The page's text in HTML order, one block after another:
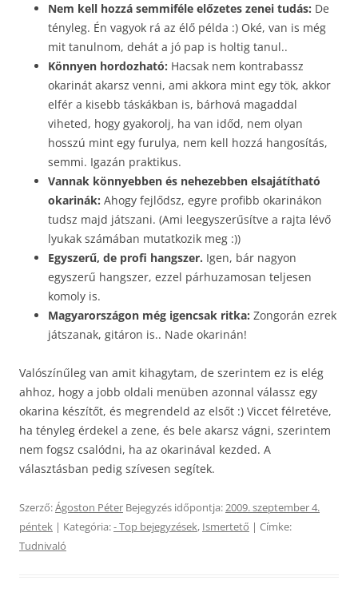
Nem kell hozzá semmiféle előzetes zenei tudás: De
tényleg. Én vagyok rá az élő példa :) Oké, van is még
mit tanulnom, dehát a jó pap is holtig tanul..
Könnyen hordozható: Hacsak nem kontrabassz
okarinát akarsz venni, ami akkora mint egy tök, akkor
elfér a kisebb táskákban is, bárhová magaddal
viheted, hogy gyakorolj, ha van időd, nem olyan
hosszú mint egy furulya, nem kell hozzá hangosítás,
semmi. Igazán praktikus.
Vannak könnyebben és nehezebben elsajátítható
okarinák: Ahogy fejlődsz, egyre profibb okarinákon
tudsz majd játszani. (Ami leegyszerűsítve a rajta lévő
lyukak számában mutatkozik meg :))
Egyszerű, de profi hangszer. Igen, bár nagyon
egyszerű hangszer, ezzel párhuzamosan teljesen
komoly is.
Magyarországon még igencsak ritka: Zongorán ezrek
játszanak, gitáron is.. Nade okarinán!
Valószínűleg van amit kihagytam, de szerintem ez is elég
ahhoz, hogy a jobb oldali menüben azonnal válassz egy
okarina készítőt, és megrendeld az elsőt :) Viccet félretéve,
ha tényleg érdekel a zene, és bele akarsz vágni, szerintem
nem fogsz csalódni, ha az okarinával kezded. A
választásban pedig szívesen segítek.
Szerző:Ágoston Péter Bejegyzés időpontja:2009. szeptember 4.
péntek | Kategória:- Top bejegyzések, Ismertető | Címke:
Tudnivaló